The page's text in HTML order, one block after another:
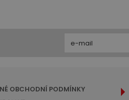
OBCHODNÍ PODMÍNKY